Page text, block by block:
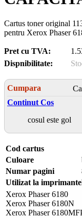
Cartus toner original
pentru Xerox Phaser
Pret cu TVA:
Dispnibilitate:
Cumpara
Continut Cos
cosul este gol
Cod cartus
Culoare
Numar pagini
Utilizat la
Xerox Phaser 6180
Xerox Phaser 6180N
Xerox Phaser